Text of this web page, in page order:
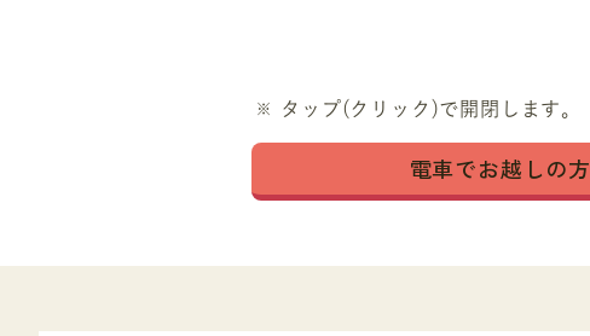
タップ(クリック)で開閉します。
電車でお越しの方